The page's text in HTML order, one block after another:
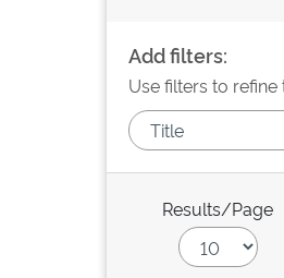
Add filters:
Use filters to
Results/Page